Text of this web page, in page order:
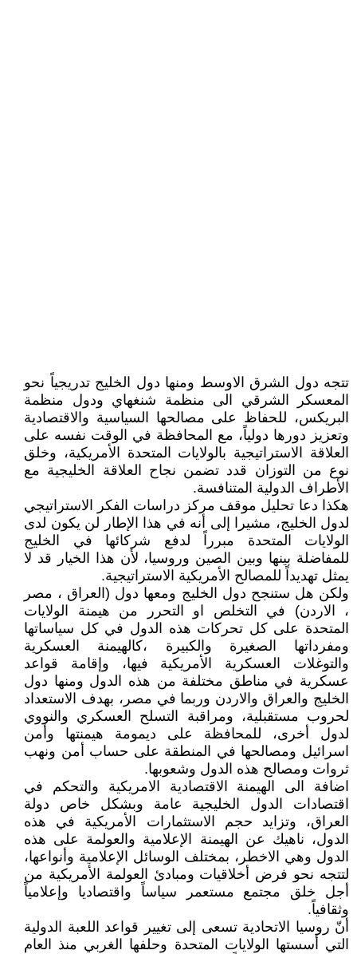
تتجه دول الشرق الاوسط ومنها دول الخليج تدريجياً نحو
المعسكر الشرقي الى منظمة شنغهاي ودول منظمة
البريكس، للحفاظ على مصالحها السياسية والاقتصادية
وتعزيز دورها دولياً، مع المحافظة في الوقت نفسه على
العلاقة الاستراتيجية بالولايات المتحدة الأمريكية، وخلق
نوع من التوزان قدد تضمن نجاح العلاقة الخليجية مع
الأطراف الدولية المتنافسة.
هكذا دعا تحليل موقف مركز دراسات الفكر الاستراتيجي
لدول الخليج، مشيرا إلى أنه في هذا الإطار لن يكون لدى
الولايات المتحدة مبرراً لدفع شركائها في الخليج
للمفاضلة بينها وبين الصين وروسيا، لأن هذا الخيار قد لا
يمثل تهديداً للمصالح الأمريكية الاستراتيجية.
ولكن هل ستنجح دول الخليج ومعها دول (العراق ، مصر
، الاردن) في التخلص او التحرر من هيمنة الولايات
المتحدة على كل تحركات هذه الدول في كل سياساتها
ومفرداتها الصغيرة والكبيرة ،كالهيمنة العسكرية
والتوغلات العسكرية الأمريكية فيها، وإقامة قواعد
عسكرية في مناطق مختلفة من هذه الدول ومنها دول
الخليج والعراق والاردن وربما في مصر، بهدف الاستعداد
لحروب مستقبلية، ومراقبة التسلح العسكري والنووي
لدول أخرى، للمحافظة على ديمومة هيمنتها وأمن
اسرائيل ومصالحها في المنطقة على حساب أمن ونهب
ثروات ومصالح هذه الدول وشعوبها.
اضافة الى الهيمنة الاقتصادية الامريكية والتحكم في
اقتصادات الدول الخليجية عامة وبشكل خاص دولة
العراق، وتزايد حجم الاستثمارات الأمريكية في هذه
الدول، ناهيك عن الهيمنة الإعلامية والعولمة على هذه
الدول وهي الاخطر، بمختلف الوسائل الإعلامية وأنواعها،
لتتجه نحو فرض أخلاقيات ومبادئ العولمة الأمريكية من
أجل خلق مجتمع مستعمر سياساً واقتصاديا وإعلامياً
وثقافياً.
أنّ روسيا الاتحادية تسعى إلى تغيير قواعد اللعبة الدولية
التي أسستها الولايات المتحدة وحلفها الغربي منذ العام